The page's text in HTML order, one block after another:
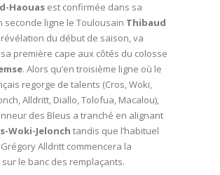
Haouas est confirmée dans sa
seconde ligne le Toulousain Thibaud
révélation du début de saison, va
première cape aux côtés du colosse
. Alors qu’en troisième ligne où le
regorge de talents (Cros, Woki,
Alldritt, Diallo, Tolofua, Macalou),
des Bleus a tranché en alignant
Woki-Jelonch tandis que l’habituel
Alldritt commencera la
le banc des remplaçants.